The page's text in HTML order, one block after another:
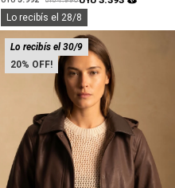
Lo recibís el 28/8
20
Lo recibís el 30/9